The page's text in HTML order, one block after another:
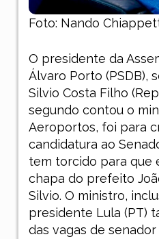
Foto: Nando
O presidente da
Álvaro Porto (PSDB),
Silvio Costa Filho
segundo contou o
Aeroportos, foi para
candidatura ao
tem torcido para que
chapa do prefeito
Silvio. O ministro,
presidente Lula (PT)
das vagas de